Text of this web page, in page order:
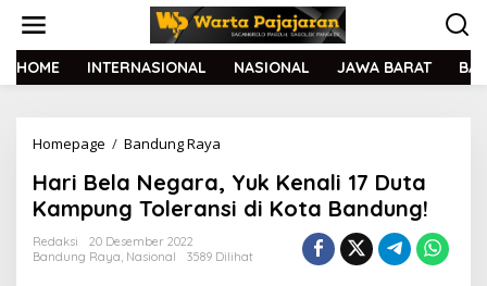
t
HOME INTERNASIONAL NASIONAL JAWA BARAT
Homepage / Bandung Raya
r
i
B
l
Hari Bela Negara, Yuk Kenali 17 Duta
Kampung Toleransi di Kota Bandung!
Redaksi
20 Desember 2022
Bandung Raya, Nasional 3589 Dilihat